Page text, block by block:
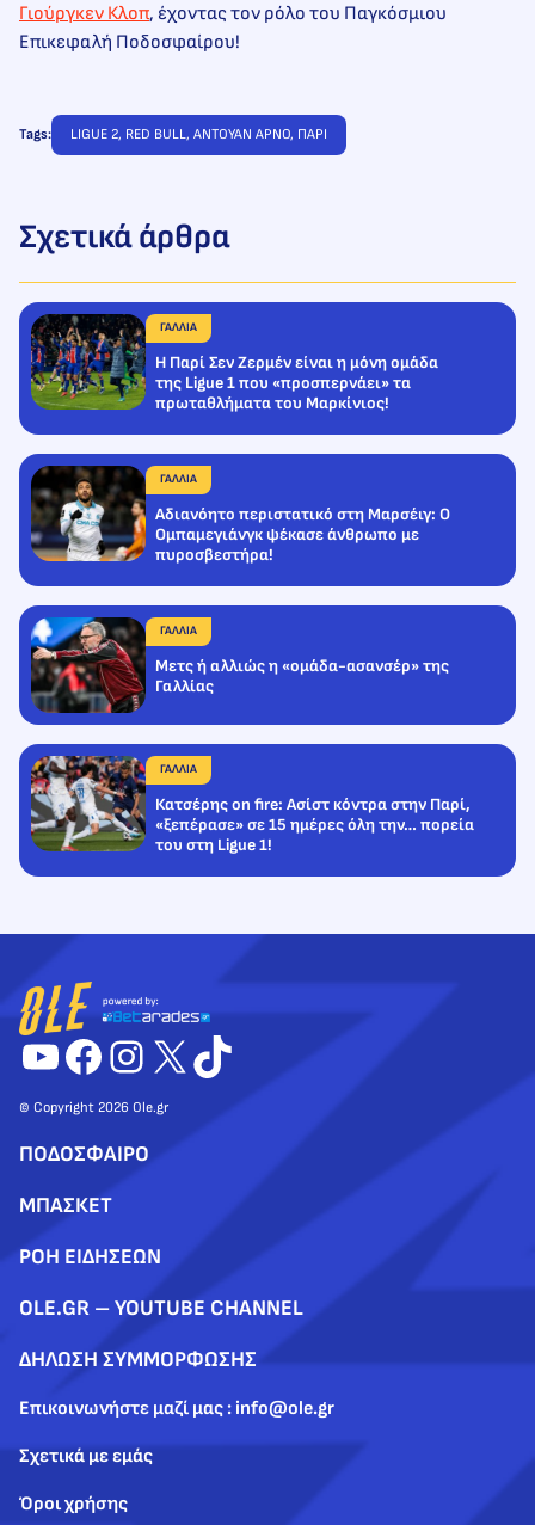
Γιούργκεν Κλοπ, έχοντας τον ρόλο του Παγκόσμιου
Επικεφαλή Ποδοσφαίρου!
Tags: LIGUE 2, RED BULL, ΑΝΤΟΥΑΝ ΑΡΝΟ, ΠΑΡΙ
Σχετικά άρθρα
ΓΑΛΛΙΑ
H Παρί Σεν Ζερμέν είναι η μόνη ομάδα
της Ligue 1 που «προσπερνάει» τα
πρωταθλήματα του Μαρκίνιος!
ΓΑΛΛΙΑ
Αδιανόητο περιστατικό στη Μαρσέιγ: Ο
Ομπαμεγιάνγκ ψέκασε άνθρωπο με
πυροσβεστήρα!
ΓΑΛΛΙΑ
Mετς ή αλλιώς η «ομάδα-ασανσέρ» της
Γαλλίας
ΓΑΛΛΙΑ
Κατσέρης on fire: Ασίστ κόντρα στην Παρί,
«ξεπέρασε» σε 15 ημέρες όλη την… πορεία
του στη Ligue 1!
YouTube
Facebook
Instagram
X TikTok
© Copyright 2026 Ole.gr
ΠΟΔΟΣΦΑΙΡΟ
ΜΠΑΣΚΕΤ
ΡΟΗ ΕΙΔΗΣΕΩΝ
OLE.GR – YOUTUBE CHANNEL
ΔΗΛΩΣΗ ΣΥΜΜΟΡΦΩΣΗΣ
Επικοινωνήστε μαζί μας : info@ole.gr
Σχετικά με εμάς
Όροι χρήσης